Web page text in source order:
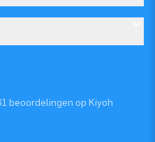
beoordelingen op Kiyoh